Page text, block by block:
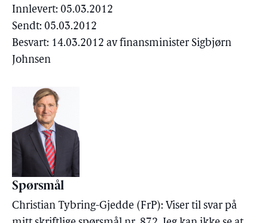
Innlevert: 05.03.2012
Sendt: 05.03.2012
Besvart: 14.03.2012 av finansminister Sigbjørn
Johnsen
Spørsmål
Christian Tybring-Gjedde (FrP): Viser til svar på